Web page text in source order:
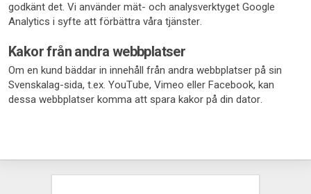
godkänt det. Vi använder mät- och analysverktyget Google
Analytics i syfte att förbättra våra tjänster.
Kakor från andra webbplatser
Om en kund bäddar in innehåll från andra webbplatser på sin
Svenskalag-sida, t.ex. YouTube, Vimeo eller Facebook, kan
dessa webbplatser komma att spara kakor på din dator.